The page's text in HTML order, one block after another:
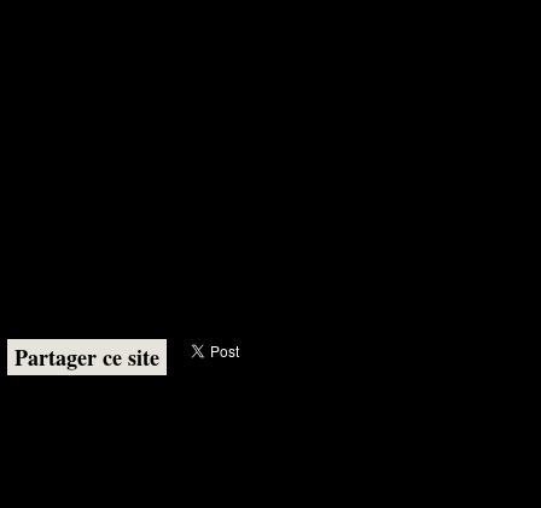
Partager ce site